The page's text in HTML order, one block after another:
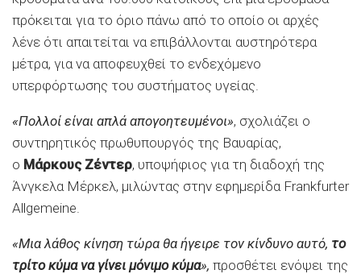
πρόκειται για το όριο πάνω από το οποίο οι αρχές
λένε ότι απαιτείται να επιβάλλονται αυστηρότερα
μέτρα, για να αποφευχθεί το ενδεχόμενο
υπερφόρτωσης του συστήματος υγείας.
«Πολλοί είναι απλά απογοητευμένοι», σχολιάζει ο
συντηρητικός πρωθυπουργός της Βαυαρίας,
ο Μάρκους Ζέντερ, υποψήφιος για τη διαδοχή της
Άνγκελα Μέρκελ, μιλώντας στην εφημερίδα Frankfurter
Allgemeine.
«Μια λάθος κίνηση τώρα θα ήγειρε τον κίνδυνο αυτό, το
τρίτο κύμα να γίνει μόνιμο κύμα», προσθέτει ενόψει της